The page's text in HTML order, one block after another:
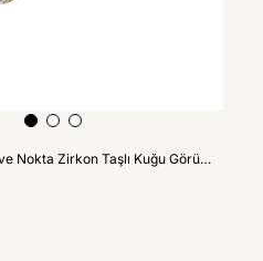
Özel Seri Damla ve Nokta Zirkon Taşlı Kuğu Görünüm Tasarım Model Küpe